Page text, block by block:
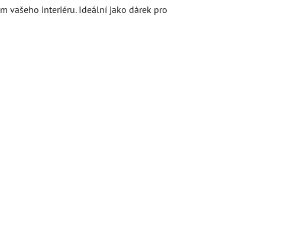
vašeho interiéru. Ideální jako dárek pro